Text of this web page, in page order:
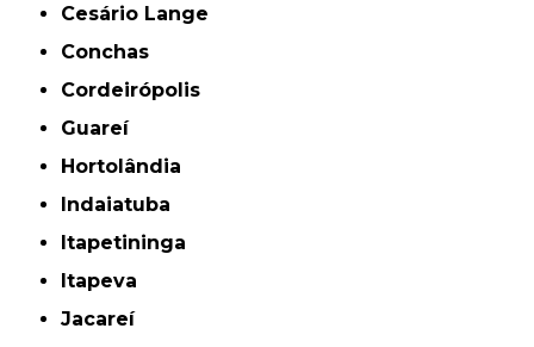
Cesário Lange
Conchas
Cordeirópolis
Guareí
Hortolândia
Indaiatuba
Itapetininga
Itapeva
Jacareí